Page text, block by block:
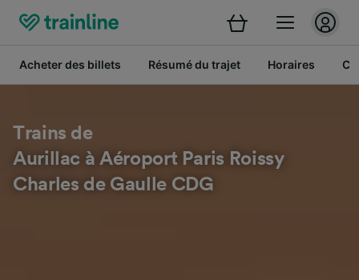
Acheter des billets Résumé du trajet Horaires
Trains de
Aurillac à Aéroport Paris Roissy
Charles de Gaulle CDG